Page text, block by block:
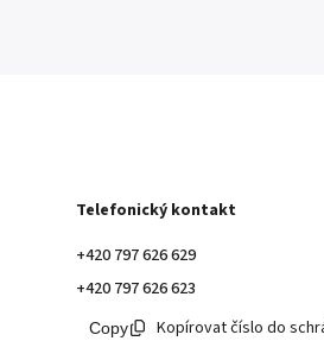
Telefonický kontakt
+420 797 626 629
+420 797 626 623
Kopírovat číslo do